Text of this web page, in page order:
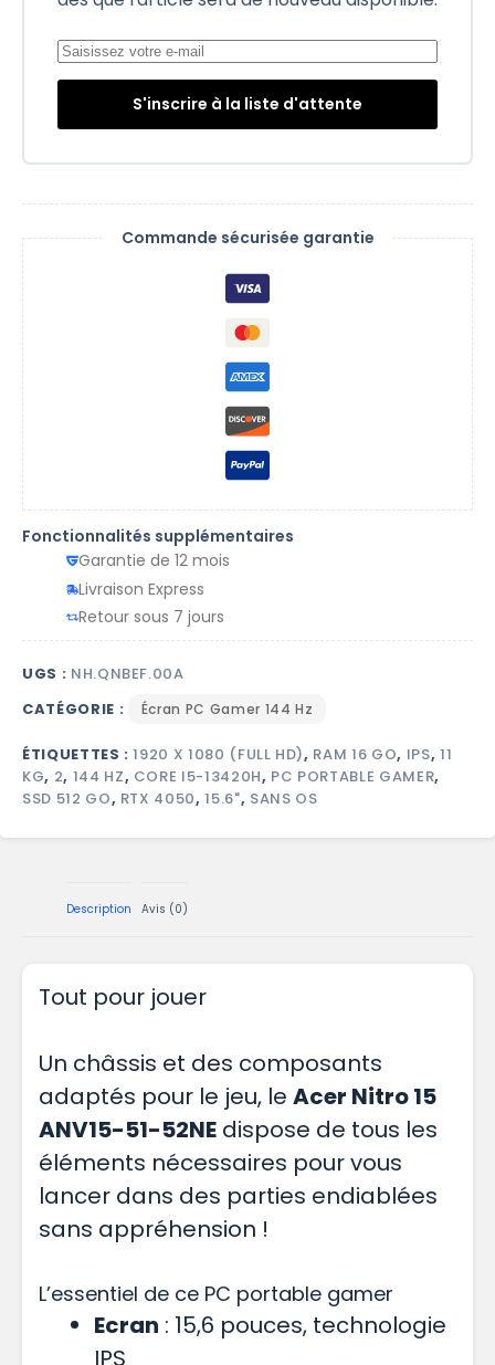
S'inscrire à la liste d'attente
Commande sécurisée garantie
Fonctionnalités supplémentaires
Garantie de 12 mois
Livraison Express
Retour sous 7 jours
UGS : NH.QNBEF.00A
CATÉGORIE :
Écran PC Gamer 144 Hz
ÉTIQUETTES :1920 X 1080 (FULL HD), RAM 16 GO, IPS, 11
KG, 2, 144 HZ, CORE I5-13420H, PC PORTABLE GAMER,
SSD 512 GO, RTX 4050,15.6", SANS OS
Description Avis (0)
Tout pour jouer
Un châssis et des composants
adaptés pour le jeu, le Acer Nitro 15
ANV15-51-52NE dispose de tous les
éléments nécessaires pour vous
lancer dans des parties endiablées
sans appréhension !
L’essentiel de ce PC portable gamer
Ecran : 15,6 pouces, technologie
IPS